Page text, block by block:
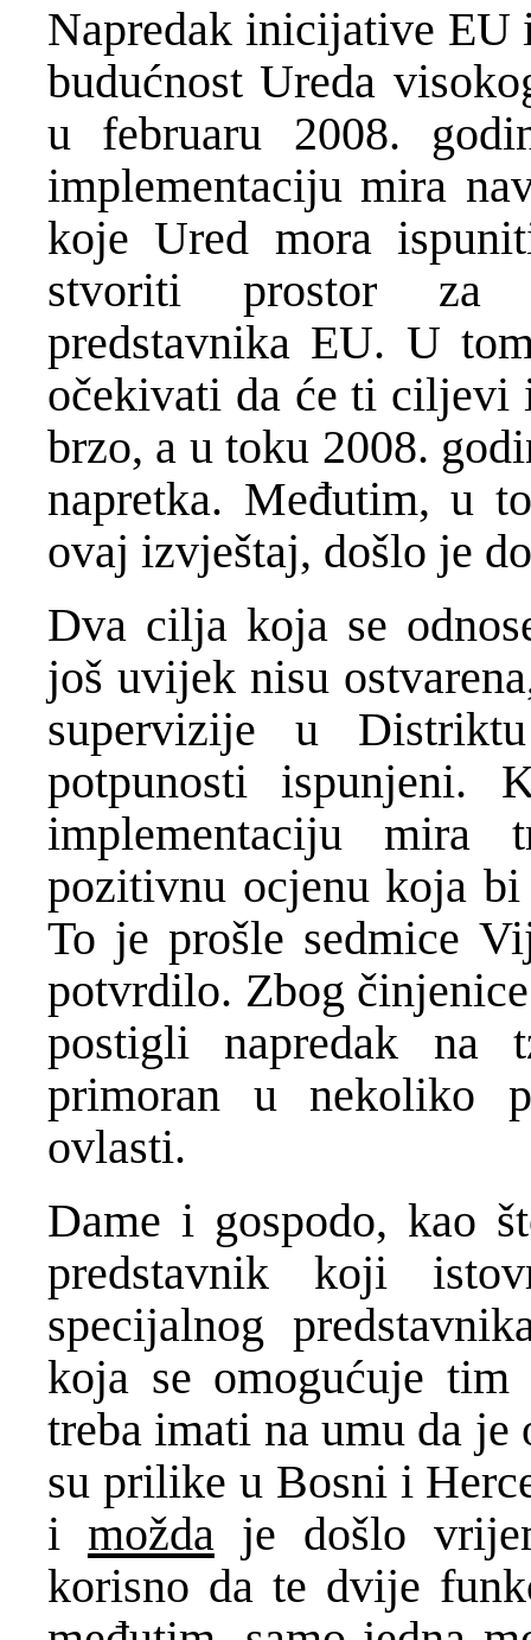
Napredak inicijative EU
budućnost Ureda
u februaru 2008.
implementaciju mira
koje Ured mora
stvoriti prostor za
predstavnika EU. U
očekivati da će ti
brzo, a u toku 2008.
napretka. Međutim, u
ovaj izvještaj, došlo je
Dva cilja koja se
još uvijek nisu
supervizije u
potpunosti ispunjeni.
implementaciju
pozitivnu ocjenu koja
To je prošle sedmice
potvrdilo. Zbog
postigli napredak na
primoran u nekoliko
ovlasti.
Dame i gospodo, kao
predstavnik koji
specijalnog
koja se omogućuje tim
treba imati na umu da
su prilike u Bosni i
i možda je došlo
korisno da te dvije